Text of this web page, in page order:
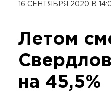
16 СЕНТЯБРЯ 2020 В
Летом
на 45,5%